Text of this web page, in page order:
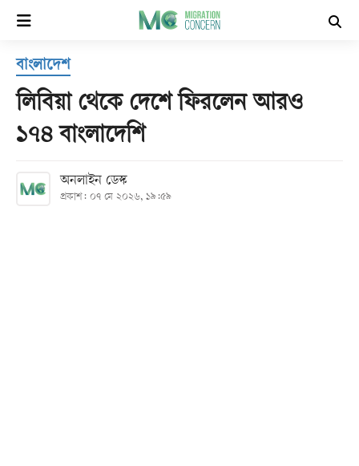
হোম
সর্বশেষ
বিভাগ
বাংলাদেশ
লিবিয়া থেকে দেশে ফিরলেন আরও
১৭৪ বাংলাদেশি
অনলাইন ডেস্ক
প্রকাশ: ০৭ মে ২০২৬, ১৯:৫৯